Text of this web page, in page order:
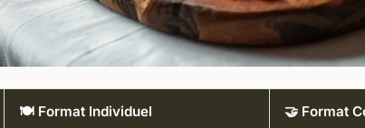
🍽️ Format Individuel 🤝 Format